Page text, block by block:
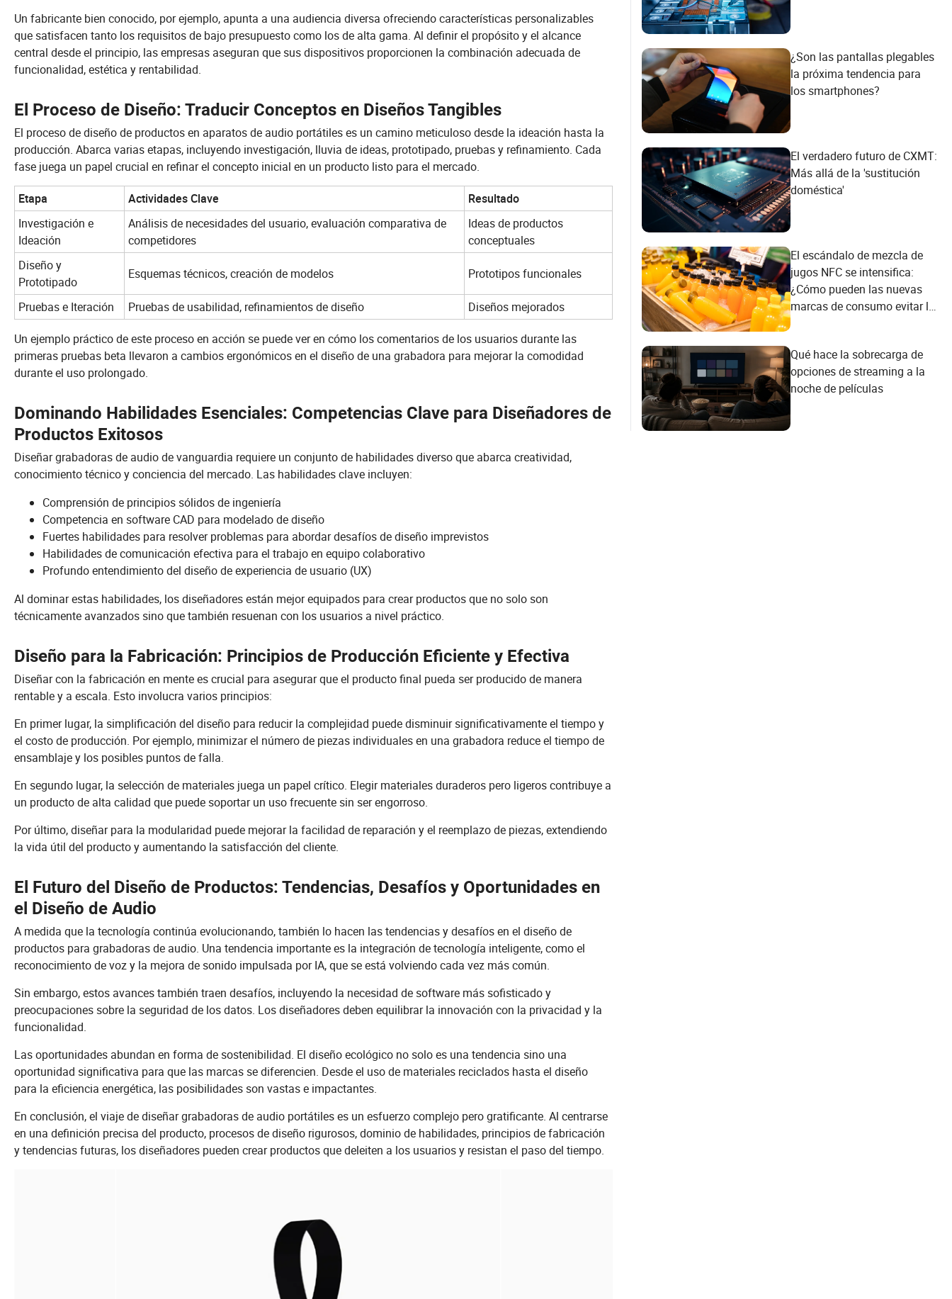
Un fabricante bien conocido, por ejemplo, apunta a una audiencia diversa ofreciendo características personalizables
que satisfacen tanto los requisitos de bajo presupuesto como los de alta gama. Al definir el propósito y el alcance
central desde el principio, las empresas aseguran que sus dispositivos proporcionen la combinación adecuada de
funcionalidad, estética y rentabilidad.
El Proceso de Diseño: Traducir Conceptos en Diseños Tangibles
El proceso de diseño de productos en aparatos de audio portátiles es un camino meticuloso desde la ideación hasta la
producción. Abarca varias etapas, incluyendo investigación, lluvia de ideas, prototipado, pruebas y refinamiento. Cada
fase juega un papel crucial en refinar el concepto inicial en un producto listo para el mercado.
Etapa Actividades Clave
Resultado
Investigación e
Ideación
Análisis de necesidades del usuario, evaluación comparativa de
competidores
Ideas de productos
conceptuales
Diseño y
Prototipado
Esquemas técnicos, creación de modelos Prototipos funcionales
Pruebas e Iteración Pruebas de usabilidad, refinamientos de diseño Diseños mejorados
Un ejemplo práctico de este proceso en acción se puede ver en cómo los comentarios de los usuarios durante las
primeras pruebas beta llevaron a cambios ergonómicos en el diseño de una grabadora para mejorar la comodidad
durante el uso prolongado.
Dominando Habilidades Esenciales: Competencias Clave para Diseñadores de
Productos Exitosos
Diseñar grabadoras de audio de vanguardia requiere un conjunto de habilidades diverso que abarca creatividad,
conocimiento técnico y conciencia del mercado. Las habilidades clave incluyen:
Comprensión de principios sólidos de ingeniería
Competencia en software CAD para modelado de diseño
Fuertes habilidades para resolver problemas para abordar desafíos de diseño imprevistos
Habilidades de comunicación efectiva para el trabajo en equipo colaborativo
Profundo entendimiento del diseño de experiencia de usuario (UX)
Al dominar estas habilidades, los diseñadores están mejor equipados para crear productos que no solo son
técnicamente avanzados sino que también resuenan con los usuarios a nivel práctico.
Diseño para la Fabricación: Principios de Producción Eficiente y Efectiva
Diseñar con la fabricación en mente es crucial para asegurar que el producto final pueda ser producido de manera
rentable y a escala. Esto involucra varios principios:
En primer lugar, la simplificación del diseño para reducir la complejidad puede disminuir significativamente el tiempo y
el costo de producción. Por ejemplo, minimizar el número de piezas individuales en una grabadora reduce el tiempo de
ensamblaje y los posibles puntos de falla.
En segundo lugar, la selección de materiales juega un papel crítico. Elegir materiales duraderos pero ligeros contribuye a
un producto de alta calidad que puede soportar un uso frecuente sin ser engorroso.
Por último, diseñar para la modularidad puede mejorar la facilidad de reparación y el reemplazo de piezas, extendiendo
la vida útil del producto y aumentando la satisfacción del cliente.
El Futuro del Diseño de Productos: Tendencias, Desafíos y Oportunidades en
el Diseño de Audio
A medida que la tecnología continúa evolucionando, también lo hacen las tendencias y desafíos en el diseño de
productos para grabadoras de audio. Una tendencia importante es la integración de tecnología inteligente, como el
reconocimiento de voz y la mejora de sonido impulsada por IA, que se está volviendo cada vez más común.
Sin embargo, estos avances también traen desafíos, incluyendo la necesidad de software más sofisticado y
preocupaciones sobre la seguridad de los datos. Los diseñadores deben equilibrar la innovación con la privacidad y la
funcionalidad.
Las oportunidades abundan en forma de sostenibilidad. El diseño ecológico no solo es una tendencia sino una
oportunidad significativa para que las marcas se diferencien. Desde el uso de materiales reciclados hasta el diseño
para la eficiencia energética, las posibilidades son vastas e impactantes.
En conclusión, el viaje de diseñar grabadoras de audio portátiles es un esfuerzo complejo pero gratificante. Al centrarse
en una definición precisa del producto, procesos de diseño rigurosos, dominio de habilidades, principios de fabricación
y tendencias futuras, los diseñadores pueden crear productos que deleiten a los usuarios y resistan el paso del tiempo.
¿Son las pantallas plegables
la próxima tendencia para
los smartphones?
El verdadero futuro de CXMT:
Más allá de la 'sustitución
doméstica'
El escándalo de mezcla de
jugos NFC se intensifica:
¿Cómo pueden las nuevas
marcas de consumo evitar la
Qué hace la sobrecarga de
opciones de streaming a la
noche de películas